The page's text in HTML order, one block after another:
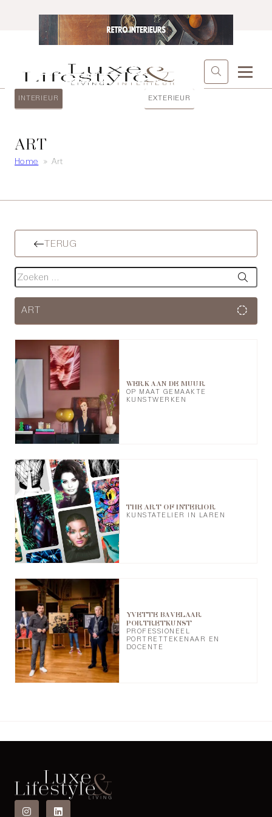
INTERIEUR EXTERIEUR
ART
Home »Art
TERUG
Zoeken
ART
WERK AAN DE MUUR
OP MAAT GEMAAKTE
KUNSTWERKEN
THE ART OF INTERIOR
KUNSTATELIER IN LAREN
YVETTE BAVELAAR
PORTRETKUNST
PROFESSIONEEL
PORTRETTEKENAAR EN
DOCENTE